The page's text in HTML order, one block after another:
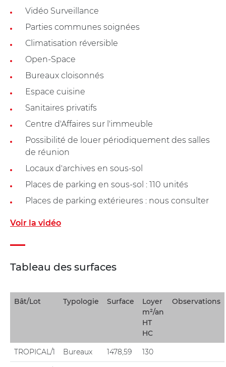
Vidéo Surveillance
Parties communes soignées
Climatisation réversible
Open-Space
Bureaux cloisonnés
Espace cuisine
Sanitaires privatifs
Centre d'Affaires sur l'immeuble
Possibilité de louer périodiquement des salles
de réunion
Locaux d'archives en sous-sol
Places de parking en sous-sol : 110 unités
Places de parking extérieures : nous consulter
Voir la vidéo
Tableau des surfaces
Bât/Lot Typologie Surface
Loyer
m²/an
HT
HC
Observations
TROPICAL/1 Bureaux 1478,59 130